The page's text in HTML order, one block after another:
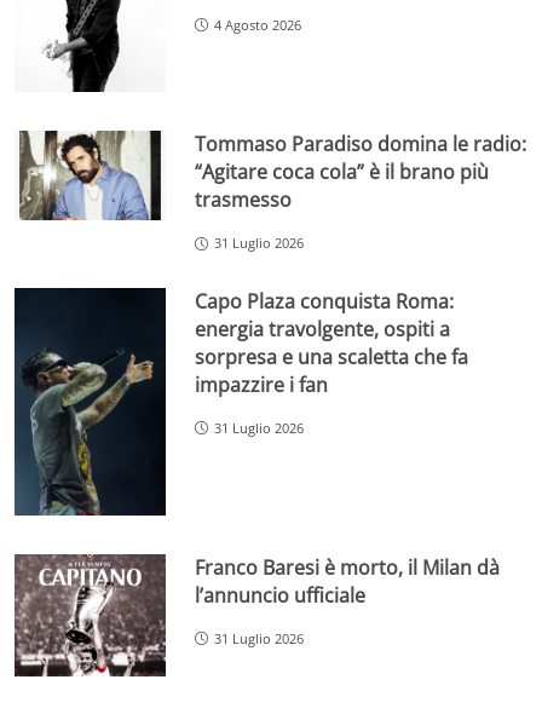
4 Agosto 2026
Tommaso Paradiso domina le radio:
“Agitare coca cola” è il brano più
trasmesso
31 Luglio 2026
Capo Plaza conquista Roma:
energia travolgente, ospiti a
sorpresa e una scaletta che fa
impazzire i fan
31 Luglio 2026
Franco Baresi è morto, il Milan dà
l’annuncio ufficiale
31 Luglio 2026